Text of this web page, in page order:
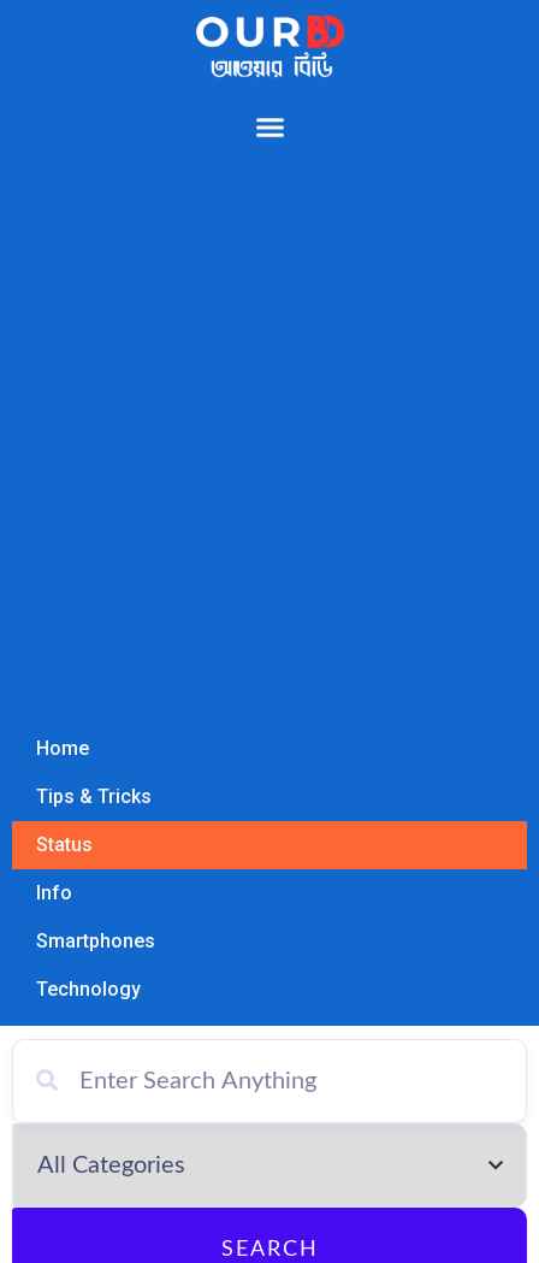
Home
Tips & Tricks
Status
Info
Smartphones
Technology
SEARCH